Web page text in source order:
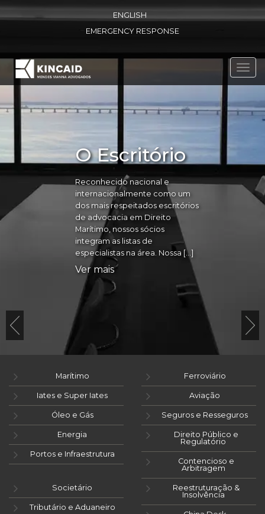
ENGLISH
EMERGENCY RESPONSE
O Escritório
Reconhecido nacional e
internacionalmente como um
dos mais respeitados escritórios
de advocacia em Direito
Marítimo, nossos sócios
integram as listas de
especialistas na área. Nossa […]
Ver mais
Marítimo
Iates e Super Iates
Óleo e Gás
Energia
Portos e Infraestrutura
Ferroviário
Aviação
Seguros e Resseguros
Direito Público e
Regulatório
Contencioso e
Arbitragem
Societário
Tributário e Aduaneiro
Reestruturação &
Insolvência